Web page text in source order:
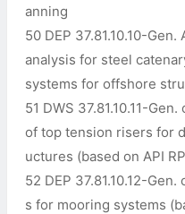
anning
50 DEP 37.81.10.10-
analysis for steel
systems for offshore
51 DWS 37.81.10.11-
of top tension risers for
uctures (based on API
52 DEP 37.81.10.12-
s for mooring systems